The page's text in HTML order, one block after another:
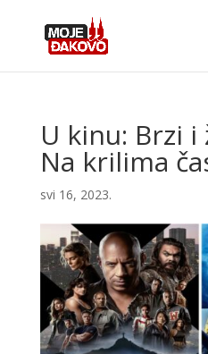
U kinu: Brzi i
Na krilima
svi 16, 2023.